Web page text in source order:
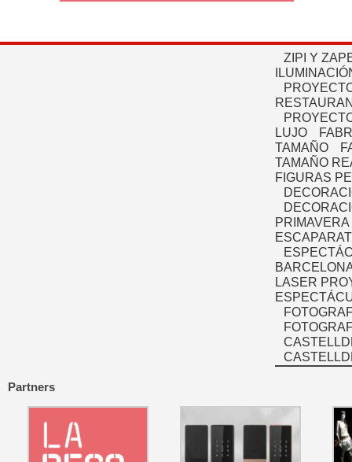
ZIPI Y
LUJO
TAMAÑO
TAMAÑO
FIGURAS
PRIMAVERA
LASER
Partners